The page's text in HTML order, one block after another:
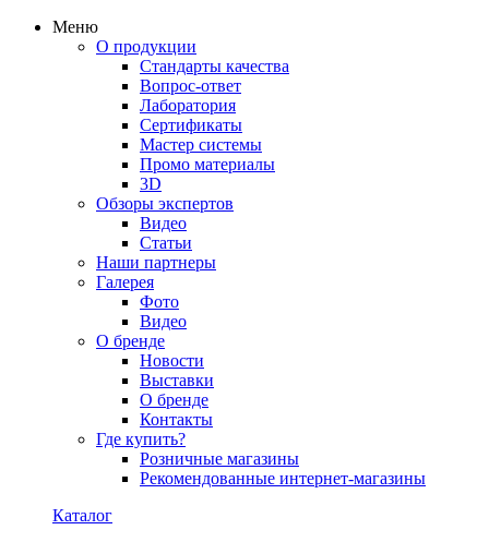
Меню
О продукции
Стандарты качества
Вопрос-ответ
Лаборатория
Сертификаты
Мастер системы
Промо материалы
3D
Обзоры экспертов
Видео
Статьи
Наши партнеры
Галерея
Фото
Видео
О бренде
Новости
Выставки
О бренде
Контакты
Где купить?
Розничные магазины
Рекомендованные интернет-магазины
Каталог